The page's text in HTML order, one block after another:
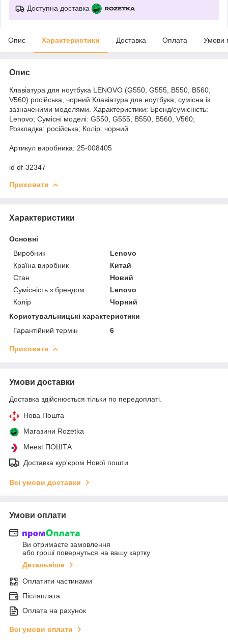
Доступна доставка
Опис Характеристики Доставка Оплата Умови
Опис
Клавіатура для ноутбука LENOVO (G550, G555, B550, B560,
V560) російська, чорний Клавіатура для ноутбука, сумісна із
зазначеними моделями. Характеристики: Бренд/сумісність:
Lenovo; Сумісні моделі: G550, G555, B550, B560, V560;
Розкладка: російська; Колір: чорний
Артикул виробника: 25-008405
id df-32347
Приховати
Характеристики
Основні
Виробник
Lenovo
Країна виробник
Китай
Стан
Новий
Сумісність з брендом
Lenovo
Колір
Чорний
Користувальницькі характеристики
Гарантійний термін
6
Приховати
Умови доставки
Доставка здійснюється тільки по передоплаті.
Нова Пошта
Магазини Rozetka
Meest ПОШТА
Доставка кур'єром Нової пошти
Всі умови доставки
Умови оплати
Ви отримаєте замовлення
або гроші повернуться на вашу картку
Детальніше
Оплатити частинами
Післяплата
Оплата на рахунок
Всі умови оплати